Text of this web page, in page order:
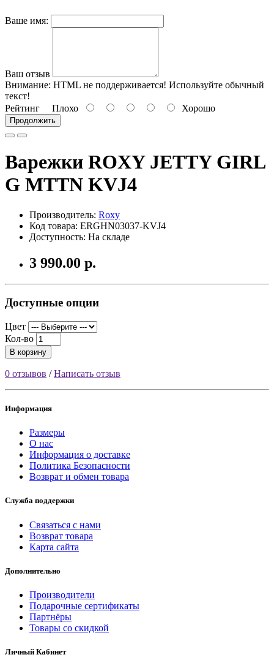
Ваше имя:
Ваш отзыв
Внимание: HTML не поддерживается! Используйте обычный
текст!
Рейтинг Плохо Хорошо
Продолжить
Варежки ROXY JETTY GIRL
G MTTN KVJ4
Производитель: Roxy
Код товара: ERGHN03037-KVJ4
Доступность: На складе
3 990.00 р.
Доступные опции
Цвет
Кол-во
В корзину
0 отзывов /Написать отзыв
Информация
Размеры
О нас
Информация о доставке
Политика Безопасности
Возврат и обмен товара
Служба поддержки
Связаться с нами
Возврат товара
Карта сайта
Дополнительно
Производители
Подарочные сертификаты
Партнёры
Товары со скидкой
Личный Кабинет